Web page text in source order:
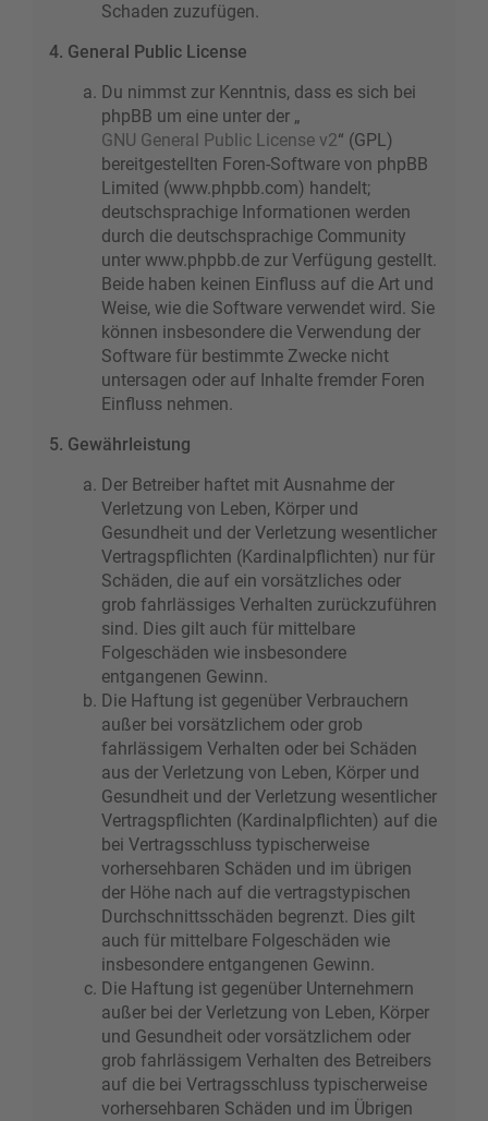
Schaden zuzufügen.
4. General Public License
Du nimmst zur Kenntnis, dass es sich bei
phpBB um eine unter der „
GNU General Public License v2“ (GPL)
bereitgestellten Foren-Software von phpBB
Limited (www.phpbb.com) handelt;
deutschsprachige Informationen werden
durch die deutschsprachige Community
unter www.phpbb.de zur Verfügung gestellt.
Beide haben keinen Einfluss auf die Art und
Weise, wie die Software verwendet wird. Sie
können insbesondere die Verwendung der
Software für bestimmte Zwecke nicht
untersagen oder auf Inhalte fremder Foren
Einfluss nehmen.
5. Gewährleistung
Der Betreiber haftet mit Ausnahme der
Verletzung von Leben, Körper und
Gesundheit und der Verletzung wesentlicher
Vertragspflichten (Kardinalpflichten) nur für
Schäden, die auf ein vorsätzliches oder
grob fahrlässiges Verhalten zurückzuführen
sind. Dies gilt auch für mittelbare
Folgeschäden wie insbesondere
entgangenen Gewinn.
Die Haftung ist gegenüber Verbrauchern
außer bei vorsätzlichem oder grob
fahrlässigem Verhalten oder bei Schäden
aus der Verletzung von Leben, Körper und
Gesundheit und der Verletzung wesentlicher
Vertragspflichten (Kardinalpflichten) auf die
bei Vertragsschluss typischerweise
vorhersehbaren Schäden und im übrigen
der Höhe nach auf die vertragstypischen
Durchschnittsschäden begrenzt. Dies gilt
auch für mittelbare Folgeschäden wie
insbesondere entgangenen Gewinn.
Die Haftung ist gegenüber Unternehmern
außer bei der Verletzung von Leben, Körper
und Gesundheit oder vorsätzlichem oder
grob fahrlässigem Verhalten des Betreibers
auf die bei Vertragsschluss typischerweise
vorhersehbaren Schäden und im Übrigen